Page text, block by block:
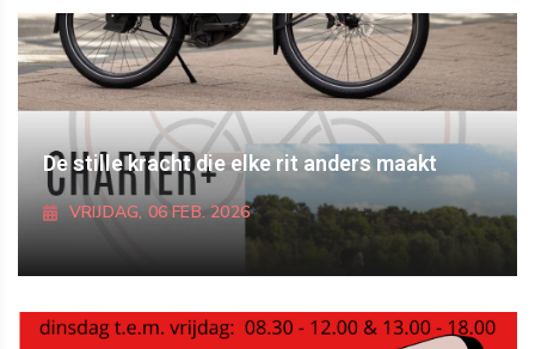
De stille kracht die elke rit anders maakt
VRIJDAG, 06 FEB. 2026